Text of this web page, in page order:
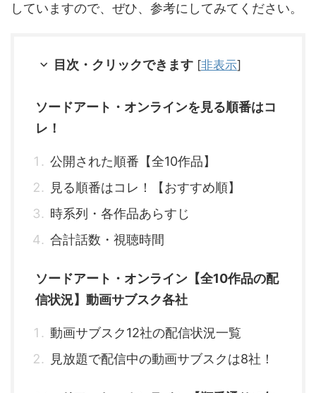
していますので、ぜひ、参考にしてみてください。
目次・クリックできます [非表示]
ソードアート・オンラインを見る順番はコ
レ！
公開された順番【全10作品】
見る順番はコレ！【おすすめ順】
時系列・各作品あらすじ
合計話数・視聴時間
ソードアート・オンライン【全10作品の配
信状況】動画サブスク各社
動画サブスク12社の配信状況一覧
見放題で配信中の動画サブスクは8社！